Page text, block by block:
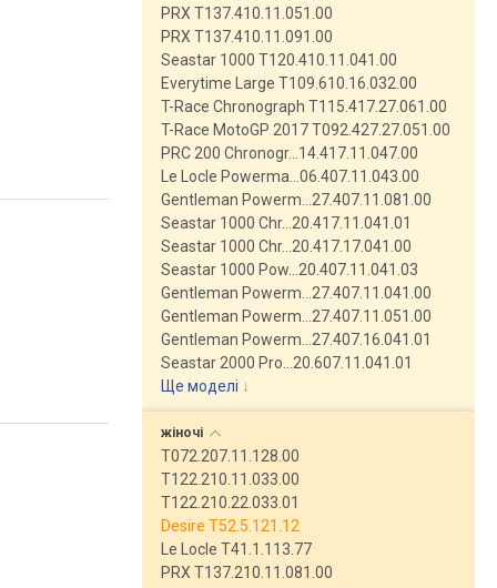
PRX T137.410.11.051.00
PRX T137.410.11.091.00
Seastar 1000 T120.410.11.041.00
Everytime Large T109.610.16.032.00
T-Race Chronograph T115.417.27.061.00
T-Race MotoGP 2017 T092.427.27.051.00
PRC 200 Chronogr…14.417.11.047.00
Le Locle Powerma…06.407.11.043.00
Gentleman Powerm…27.407.11.081.00
Seastar 1000 Chr…20.417.11.041.01
Seastar 1000 Chr…20.417.17.041.00
Seastar 1000 Pow…20.407.11.041.03
Gentleman Powerm…27.407.11.041.00
Gentleman Powerm…27.407.11.051.00
Gentleman Powerm…27.407.16.041.01
Seastar 2000 Pro…20.607.11.041.01
Ще моделі ↓
жіночі
T072.207.11.128.00
T122.210.11.033.00
T122.210.22.033.01
Desire T52.5.121.12
Le Locle T41.1.113.77
PRX T137.210.11.081.00